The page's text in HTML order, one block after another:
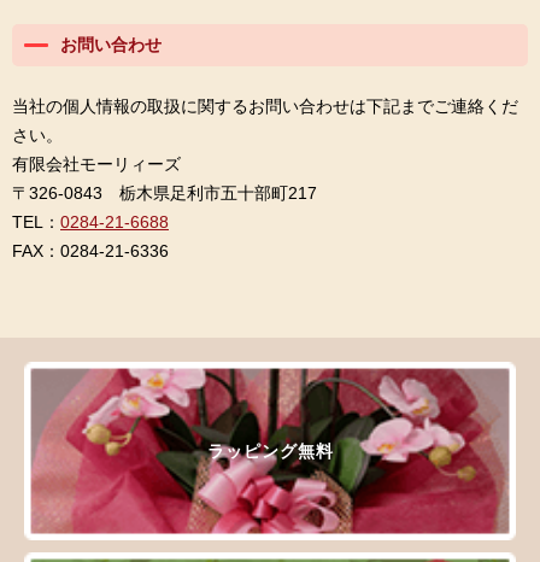
お問い合わせ
当社の個人情報の取扱に関するお問い合わせは下記までご連絡くだ
さい。
有限会社モーリィーズ
〒326-0843 栃木県足利市五十部町217
TEL： 0284-21-6688
FAX：0284-21-6336
ラッピング無料